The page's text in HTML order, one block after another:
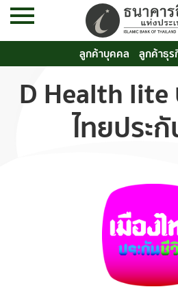
ลูกค้าบุคคล ลูกค้าธุร
D Health
ไทยประ